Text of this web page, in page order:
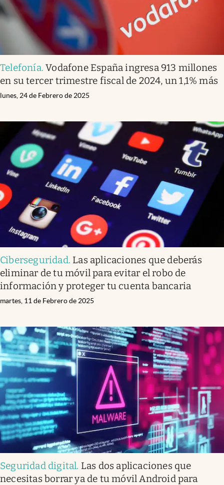
Telefonía.Vodafone España ingresa 913 millones
en su tercer trimestre fiscal de 2024, un 1,1% más
lunes, 24 de Febrero de 2025
Ciberseguridad. Las aplicaciones que deberás
eliminar de tu móvil para evitar el robo de
información y proteger tu cuenta bancaria
martes, 11 de Febrero de 2025
Seguridad digital. Las dos aplicaciones que
necesitas borrar ya de tu móvil Android para